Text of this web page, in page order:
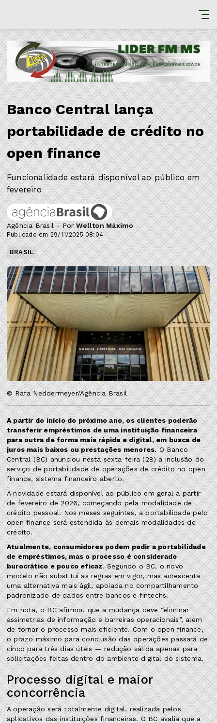
Banco Central lança
portabilidade de crédito no
open finance
Funcionalidade estará disponível ao público em
fevereiro
Agência Brasil - PorWellton Máximo
Publicado em 29/11/2025 08:04
BRASIL
© Rafa Neddermeyer/Agência Brasil
A partir do início do próximo ano, os clientes poderão
transferir empréstimos de uma instituição financeira
para outra de forma mais rápida e digital, em busca de
juros mais baixos ou prestações menores.O Banco
Central (BC) anunciou nesta sexta-feira (28) a inclusão do
serviço de portabilidade de operações de crédito no open
finance, sistema financeiro aberto.
A novidade estará disponível ao público em geral a partir
de fevereiro de 2026, começando pela modalidade de
crédito pessoal. Nos meses seguintes, a portabilidade pelo
open finance será estendida às demais modalidades de
crédito.
Atualmente, consumidores podem pedir a portabilidade
de empréstimos, mas o processo é considerado
burocrático e pouco eficaz. Segundo o BC, o novo
modelo não substitui as regras em vigor, mas acrescenta
uma alternativa mais ágil, apoiada no compartilhamento
padronizado de dados entre bancos e fintechs.
Em nota, o BC afirmou que a mudança deve “eliminar
assimetrias de informação e barreiras operacionais”, além
de tornar o processo mais eficiente. Com o open finance,
o prazo máximo para conclusão das operações passará de
cinco para três dias úteis — redução válida apenas para
solicitações feitas dentro do ambiente digital do sistema.
Processo digital e maior
concorrência
A operação será totalmente digital, realizada pelos
aplicativos das instituições financeiras. O BC avalia que a